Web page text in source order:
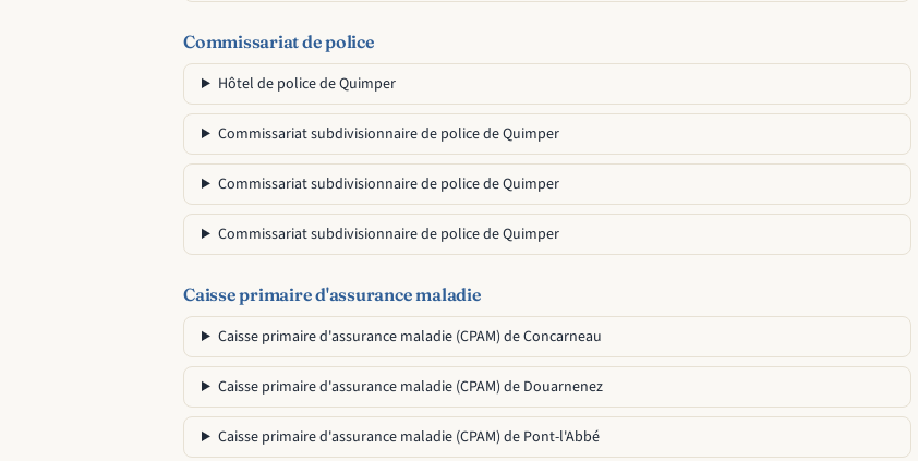
Commissariat de police
Hôtel de police de Quimper
Commissariat subdivisionnaire de police de Quimper
Commissariat subdivisionnaire de police de Quimper
Commissariat subdivisionnaire de police de Quimper
Caisse primaire d'assurance maladie
Caisse primaire d'assurance maladie (CPAM) de Concarneau
Caisse primaire d'assurance maladie (CPAM) de Douarnenez
Caisse primaire d'assurance maladie (CPAM) de Pont-l'Abbé